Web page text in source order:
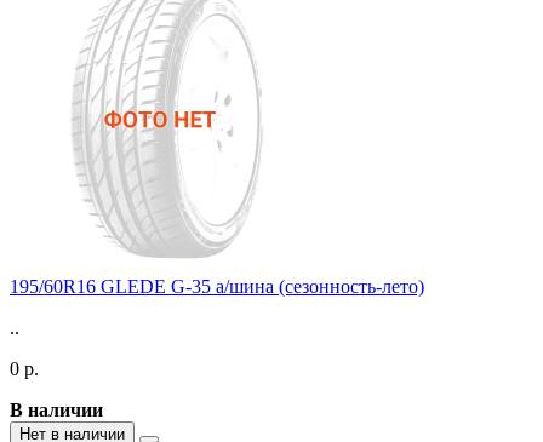
195/60R16 GLEDE G-35 а/шина (сезонность-лето)
..
0 р.
В наличии
Нет в наличии